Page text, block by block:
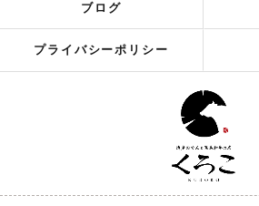
ブログ
プライバシーポリシー